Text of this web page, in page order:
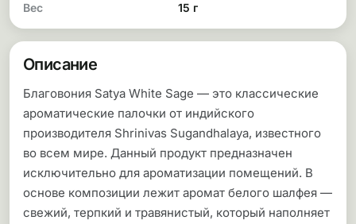
Вес 15 г
Описание
Благовония Satya White Sage — это классические
ароматические палочки от индийского
производителя Shrinivas Sugandhalaya, известного
во всем мире. Данный продукт предназначен
исключительно для ароматизации помещений. В
основе композиции лежит аромат белого шалфея —
свежий, терпкий и травянистый, который наполняет